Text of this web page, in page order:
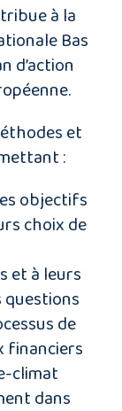
à la
Bas
d’action
et
:
objectifs
choix de
et à leurs
questions
de
financiers
climat
dans